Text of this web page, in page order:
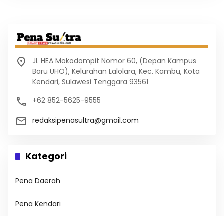
Jl. HEA Mokodompit Nomor 60, (Depan Kampus
Baru UHO), Kelurahan Lalolara, Kec. Kambu, Kota
Kendari, Sulawesi Tenggara 93561
+62 852-5625-9555
redaksipenasultra@gmail.com
Kategori
Pena Daerah
Pena Kendari